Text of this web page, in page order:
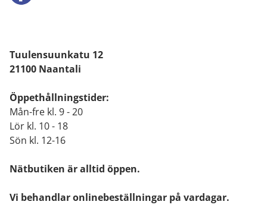
Tuulensuunkatu 12
21100 Naantali
Öppethållningstider:
Mån-fre kl. 9 - 20
Lör kl. 10 - 18
Sön kl. 12-16
Nätbutiken är alltid öppen.
Vi behandlar onlinebeställningar på vardagar.